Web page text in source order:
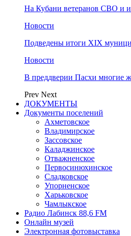
На Кубани ветеранов СВО и
Новости
Подведены итоги XIX
Новости
В преддверии Пасхи многие
Prev Next
ДОКУМЕНТЫ
Документы поселений
Ахметовское
Владимирское
Зассовское
Каладжинское
Отважненское
Первосинюхинское
Сладковское
Упорненское
Харьковское
Чамлыкское
Радио Лабинск 88,6 FM
Онлайн музей
Электронная фотовыставка